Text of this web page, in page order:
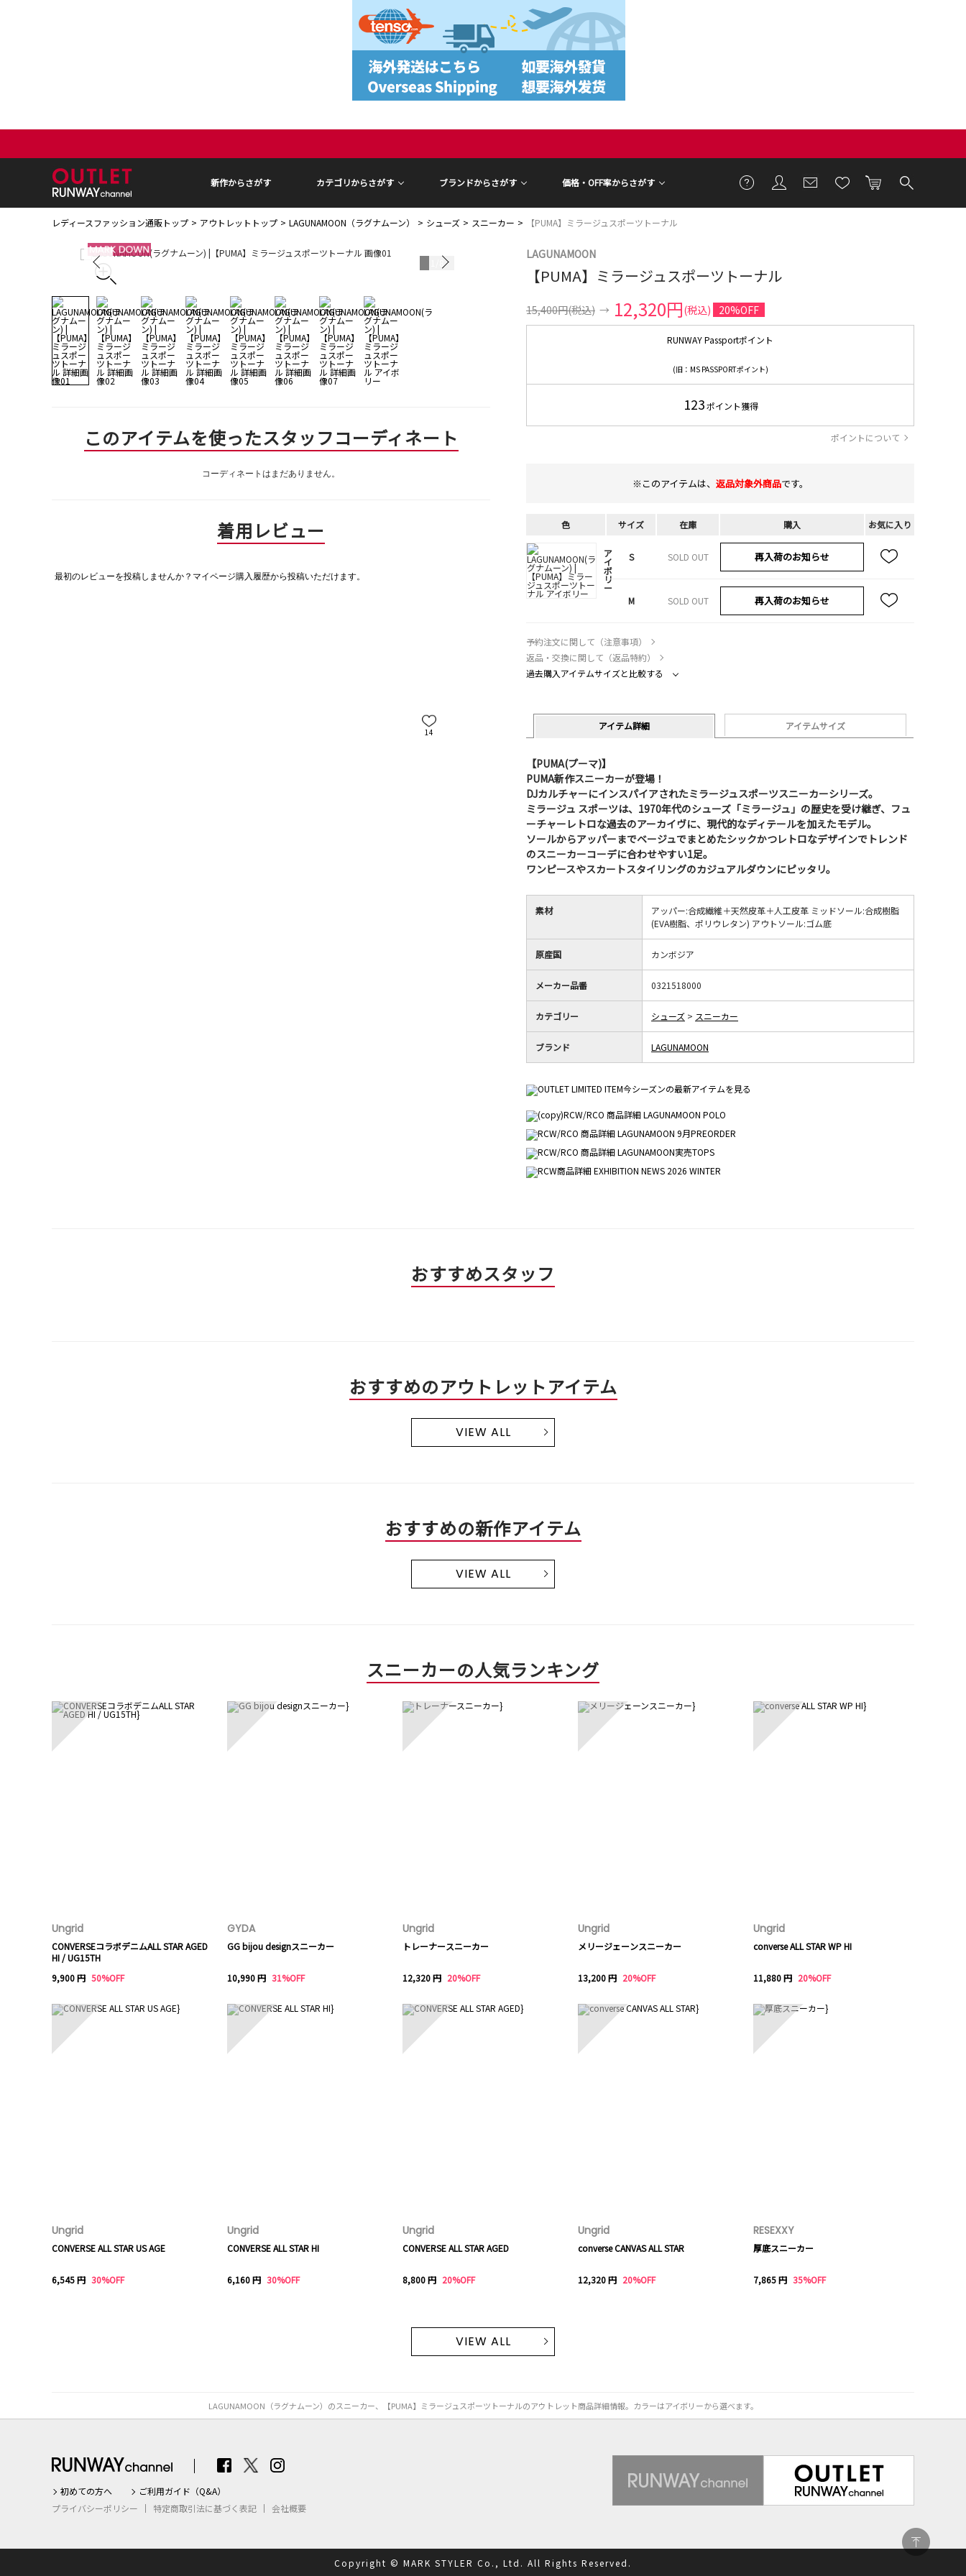
新作からさがす カテゴリからさがす ブランドからさがす 価格・OFF率からさがす
レディースファッション通販トップ アウトレットトップ LAGUNAMOON（ラグナムーン） シューズ スニーカー 【PUMA】ミラージュスポーツトーナル
14
このアイテムを使ったスタッフコーディネート
コーディネートはまだありません。
着用レビュー
最初のレビューを投稿しませんか？マイページ購入履歴から投稿いただけます。
LAGUNAMOON
【PUMA】ミラージュスポーツトーナル
15,400円(税込) → 12,320円(税込) 20%OFF
RUNWAY Passportポイント
(旧：MS PASSPORTポイント)
123ポイント獲得
ポイントについて
※このアイテムは、 返品対象外商品です。
色 サイズ 在庫 購入 お気に入り
ア
イ
ボ
リ
ー
S SOLD OUT 再入荷のお知らせ
M SOLD OUT 再入荷のお知らせ
予約注文に関して（注意事項）
返品・交換に関して（返品特約）
過去購入アイテムサイズと比較する
アイテム詳細 アイテムサイズ
【PUMA(プーマ)】
PUMA新作スニーカーが登場！
DJカルチャーにインスパイアされたミラージュスポーツスニーカーシリーズ。
ミラージュ スポーツは、1970年代のシューズ「ミラージュ」の歴史を受け継ぎ、フュ
ーチャーレトロな過去のアーカイヴに、現代的なディテールを加えたモデル。
ソールからアッパーまでベージュでまとめたシックかつレトロなデザインでトレンド
のスニーカーコーデに合わせやすい1足。
ワンピースやスカートスタイリングのカジュアルダウンにピッタリ。
素材
アッパー:合成繊維＋天然皮革＋人工皮革 ミッドソール:合成樹脂
(EVA樹脂、ポリウレタン) アウトソール:ゴム底
原産国 カンボジア
メーカー品番 0321518000
カテゴリー シューズ > スニーカー
ブランド LAGUNAMOON
おすすめスタッフ
おすすめのアウトレットアイテム
VIEW ALL
おすすめの新作アイテム
VIEW ALL
スニーカーの人気ランキング
Ungrid
CONVERSEコラボデニムALL STAR AGED
HI / UG15TH
9,900 円 50%OFF
GYDA
GG bijou designスニーカー
10,990 円 31%OFF
Ungrid
トレーナースニーカー
12,320 円 20%OFF
Ungrid
メリージェーンスニーカー
13,200 円 20%OFF
Ungrid
converse ALL STAR WP HI
11,880 円 20%OFF
Ungrid
CONVERSE ALL STAR US AGE
6,545 円 30%OFF
Ungrid
CONVERSE ALL STAR HI
6,160 円 30%OFF
Ungrid
CONVERSE ALL STAR AGED
8,800 円 20%OFF
Ungrid
converse CANVAS ALL STAR
12,320 円 20%OFF
RESEXXY
厚底スニーカー
7,865 円 35%OFF
VIEW ALL
LAGUNAMOON（ラグナムーン）のスニーカー、【PUMA】ミラージュスポーツトーナルのアウトレット商品詳細情報。カラーはアイボリーから選べます。
初めての方へ
ご利用ガイド（Q&A）
プライバシーポリシー
特定商取引法に基づく表記 会社概要
Copyright © MARK STYLER Co., Ltd. All Rights Reserved.